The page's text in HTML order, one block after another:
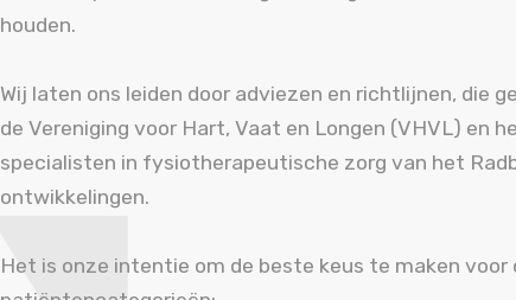
houden.
Wij laten ons leiden door adviezen en richtlijnen, die
de Vereniging voor Hart, Vaat en Longen (VHVL) en
specialisten in fysiotherapeutische zorg van het
ontwikkelingen.
Het is onze intentie om de beste keus te maken